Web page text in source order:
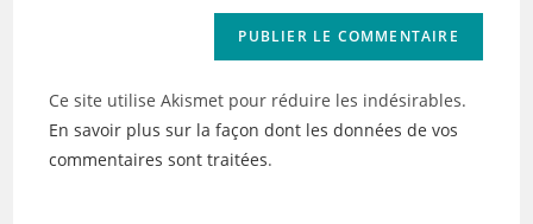
Ce site utilise Akismet pour réduire les indésirables.
En savoir plus sur la façon dont les données de vos
commentaires sont traitées.